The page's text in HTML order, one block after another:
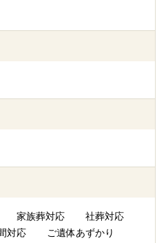
家族葬対応
社葬対応
対応
ご遺体あずかり